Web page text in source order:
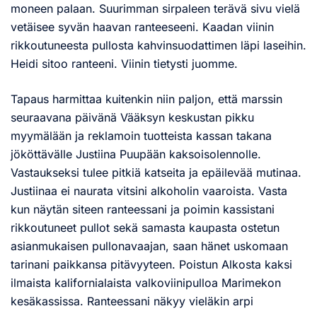
moneen palaan. Suurimman sirpaleen terävä sivu vielä
vetäisee syvän haavan ranteeseeni. Kaadan viinin
rikkoutuneesta pullosta kahvinsuodattimen läpi laseihin.
Heidi sitoo ranteeni. Viinin tietysti juomme.
Tapaus harmittaa kuitenkin niin paljon, että marssin
seuraavana päivänä Vääksyn keskustan pikku
myymälään ja reklamoin tuotteista kassan takana
jököttävälle Justiina Puupään kaksoisolennolle.
Vastaukseksi tulee pitkiä katseita ja epäilevää mutinaa.
Justiinaa ei naurata vitsini alkoholin vaaroista. Vasta
kun näytän siteen ranteessani ja poimin kassistani
rikkoutuneet pullot sekä samasta kaupasta ostetun
asianmukaisen pullonavaajan, saan hänet uskomaan
tarinani paikkansa pitävyyteen. Poistun Alkosta kaksi
ilmaista kalifornialaista valkoviinipulloa Marimekon
kesäkassissa. Ranteessani näkyy vieläkin arpi